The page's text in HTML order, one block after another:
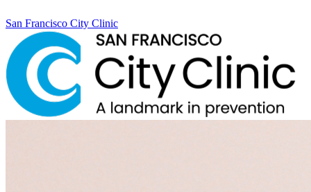
San Francisco City Clinic